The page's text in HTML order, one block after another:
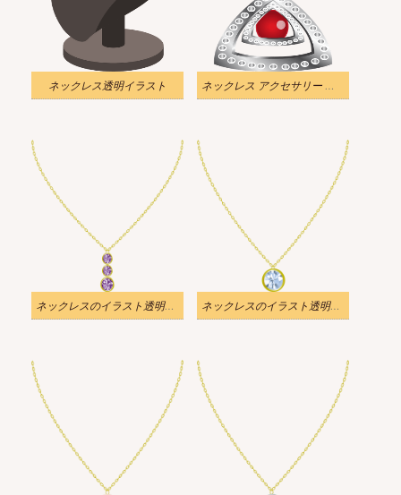
ネックレス透明イラスト ネックレス アクセサリー イラスト透過
ネックレスのイラスト透明写真 ネックレスのイラスト透明写真 2